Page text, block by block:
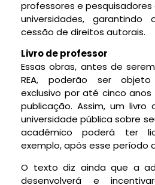
professores e
universidades,
cessão de direitos autorais.
Livro de professor
Essas obras, antes de
REA, poderão ser
exclusivo por até cinco
publicação. Assim, um
universidade pública sobre
acadêmico poderá ter
exemplo, após esse período
O texto diz ainda que a
desenvolverá e